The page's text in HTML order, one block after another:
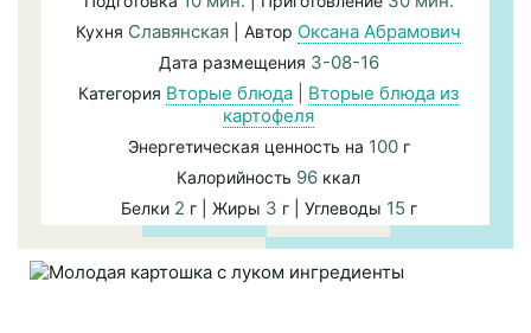
Кухня Славянская | Автор Оксана Абрамович
Дата размещения 3-08-16
Категория Вторые блюда
Вторые блюда из
картофеля
Энергетическая ценность на 100г
Калорийность 96 ккал
Белки 2 г | Жиры 3 г | Углеводы 15 г